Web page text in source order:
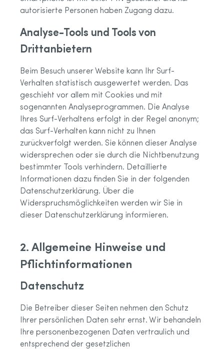
autorisierte Personen haben Zugang dazu.
Analyse-Tools und Tools von
Drittanbietern
Beim Besuch unserer Website kann Ihr Surf-
Verhalten statistisch ausgewertet werden. Das
geschieht vor allem mit Cookies und mit
sogenannten Analyseprogrammen. Die Analyse
Ihres Surf-Verhaltens erfolgt in der Regel anonym;
das Surf-Verhalten kann nicht zu Ihnen
zurückverfolgt werden. Sie können dieser Analyse
widersprechen oder sie durch die Nichtbenutzung
bestimmter Tools verhindern. Detaillierte
Informationen dazu finden Sie in der folgenden
Datenschutzerklärung. Über die
Widerspruchsmöglichkeiten werden wir Sie in
dieser Datenschutzerklärung informieren.
2. Allgemeine Hinweise und
Pflichtinformationen
Datenschutz
Die Betreiber dieser Seiten nehmen den Schutz
Ihrer persönlichen Daten sehr ernst. Wir behandeln
Ihre personenbezogenen Daten vertraulich und
entsprechend der gesetzlichen